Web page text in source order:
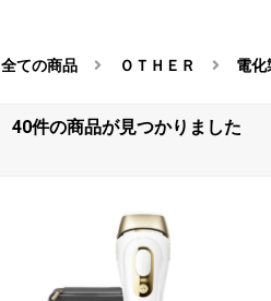
全ての商品 ＯＴＨＥＲ 電化
40件の商品が見つかりました